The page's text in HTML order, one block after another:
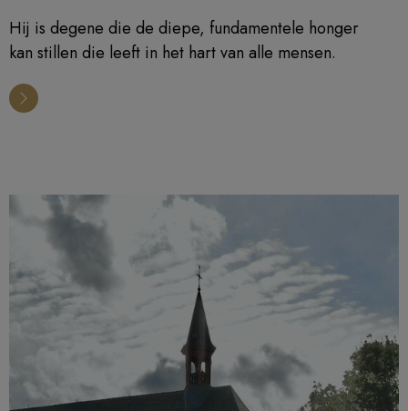
Hij is degene die de diepe, fundamentele honger
kan stillen die leeft in het hart van alle mensen.